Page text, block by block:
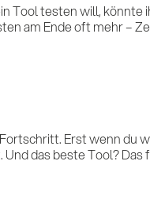
Tool testen will, könnte
am Ende oft mehr –
Erst wenn du
das beste Tool? Das